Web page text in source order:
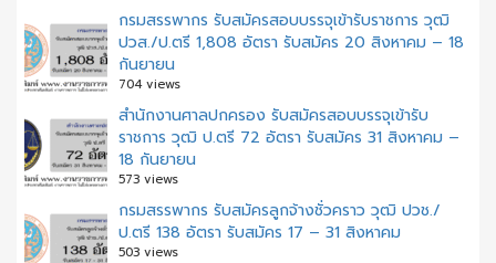
กรมสรรพากร รับสมัครสอบบรรจุเข้ารับราชการ วุฒิ
ปวส./ป.ตรี 1,808 อัตรา รับสมัคร 20 สิงหาคม – 18
กันยายน
704 views
สํานักงานศาลปกครอง รับสมัครสอบบรรจุเข้ารับ
ราชการ วุฒิ ป.ตรี 72 อัตรา รับสมัคร 31 สิงหาคม –
18 กันยายน
573 views
กรมสรรพากร รับสมัครลูกจ้างชั่วคราว วุฒิ ปวช./
ป.ตรี 138 อัตรา รับสมัคร 17 – 31 สิงหาคม
503 views